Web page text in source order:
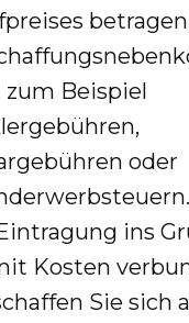
zum Beispiel
oder
ins
Kosten
Sie sich